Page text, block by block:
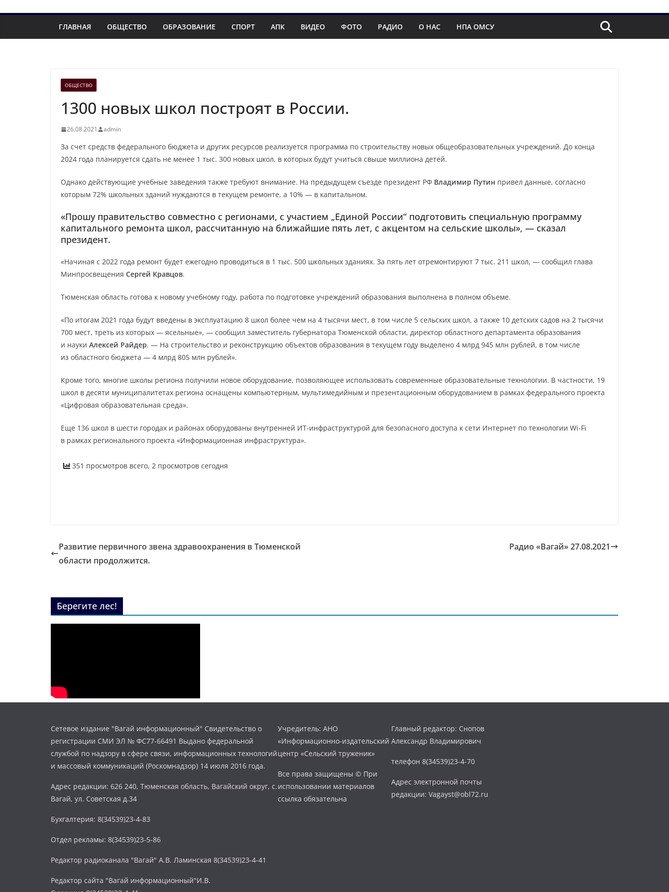
ГЛАВНАЯ ОБЩЕСТВО ОБРАЗОВАНИЕ СПОРТ АПК ВИДЕО ФОТО РАДИО О НАС НПА ОМСУ
ОБЩЕСТВО
1300 новых школ построят в России.
26.08.2021 admin
За счет средств федерального бюджета и других ресурсов реализуется программа по строительству новых общеобразовательных учреждений. До конца
2024 года планируется сдать не менее 1 тыс. 300 новых школ, в которых будут учиться свыше миллиона детей.
Однако действующие учебные заведения также требуют внимание. На предыдущем съезде президент РФ Владимир Путин привел данные, согласно
которым 72% школьных зданий нуждаются в текущем ремонте, а 10% — в капитальном.
«Прошу правительство совместно с регионами, с участием „Единой России“ подготовить специальную программу
капитального ремонта школ, рассчитанную на ближайшие пять лет, с акцентом на сельские школы», — сказал
президент.
«Начиная с 2022 года ремонт будет ежегодно проводиться в 1 тыс. 500 школьных зданиях. За пять лет отремонтируют 7 тыс. 211 школ, — сообщил глава
Минпросвещения Сергей Кравцов.
Тюменская область готова к новому учебному году, работа по подготовке учреждений образования выполнена в полном объеме.
«По итогам 2021 года будут введены в эксплуатацию 8 школ более чем на 4 тысячи мест, в том числе 5 сельских школ, а также 10 детских садов на 2 тысячи
700 мест, треть из которых — ясельные», — сообщил заместитель губернатора Тюменской области, директор областного департамента образования
и науки Алексей Райдер. — На строительство и реконструкцию объектов образования в текущем году выделено 4 млрд 945 млн рублей, в том числе
из областного бюджета — 4 млрд 805 млн рублей».
Кроме того, многие школы региона получили новое оборудование, позволяющее использовать современные образовательные технологии. В частности, 19
школ в десяти муниципалитетах региона оснащены компьютерным, мультимедийным и презентационным оборудованием в рамках федерального проекта
«Цифровая образовательная среда».
Еще 136 школ в шести городах и районах оборудованы внутренней ИТ-инфраструктурой для безопасного доступа к сети Интернет по технологии Wi-Fi
в рамках регионального проекта «Информационная инфраструктура».
351 просмотров всего, 2 просмотров сегодня
Развитие первичного звена здравоохранения в Тюменской
области продолжится.
Радио «Вагай» 27.08.2021
Берегите лес!
Сетевое издание "Вагай информационный" Свидетельство о
регистрации СМИ ЭЛ № ФС77-66491 Выдано федеральной
службой по надзору в сфере связи, информационных технологий
и массовый коммуникаций (Роскомнадзор) 14 июля 2016 года.
Адрес редакции: 626 240, Тюменская область, Вагайский округ, с.
Вагай, ул. Советская д.34
Бухгалтерия: 8(34539)23-4-83
Отдел рекламы: 8(34539)23-5-86
Редактор радиоканала "Вагай" А.В. Ламинская 8(34539)23-4-41
Редактор сайта "Вагай информационный"И.В.
Учредитель: АНО
«Информационно-издательский
центр «Сельский труженик»
Все права защищены © При
использовании материалов
ссылка обязательна
Главный редактор: Снопов
Александр Владимирович
телефон 8(34539)23-4-70
Адрес электронной почты
редакции: Vagayst@obl72.ru